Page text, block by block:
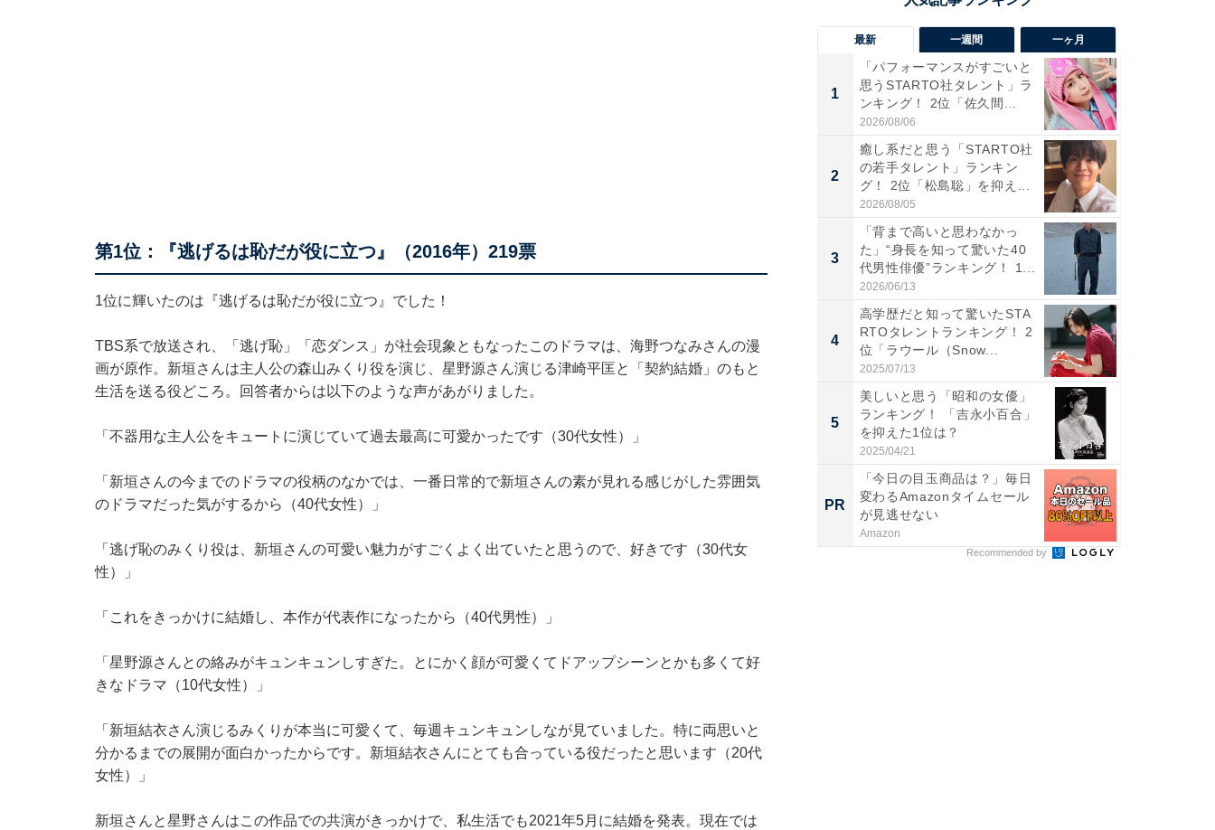
第1位：『逃げるは恥だが役に立つ』（2016年）219票
1位に輝いたのは『逃げるは恥だが役に立つ』でした！
TBS系で放送され、「逃げ恥」「恋ダンス」が社会現象ともなったこのドラマは、海野つなみさんの漫
画が原作。新垣さんは主人公の森山みくり役を演じ、星野源さん演じる津崎平匡と「契約結婚」のもと
生活を送る役どころ。回答者からは以下のような声があがりました。
「不器用な主人公をキュートに演じていて過去最高に可愛かったです（30代女性）」
「新垣さんの今までのドラマの役柄のなかでは、一番日常的で新垣さんの素が見れる感じがした雰囲気
のドラマだった気がするから（40代女性）」
「逃げ恥のみくり役は、新垣さんの可愛い魅力がすごくよく出ていたと思うので、好きです（30代女
性）」
「これをきっかけに結婚し、本作が代表作になったから（40代男性）」
「星野源さんとの絡みがキュンキュンしすぎた。とにかく顔が可愛くてドアップシーンとかも多くて好
きなドラマ（10代女性）」
「新垣結衣さん演じるみくりが本当に可愛くて、毎週キュンキュンしなが見ていました。特に両思いと
分かるまでの展開が面白かったからです。新垣結衣さんにとても合っている役だったと思います（20代
女性）」
新垣さんと星野さんはこの作品での共演がきっかけで、私生活でも2021年5月に結婚を発表。現在では
最新 一週間 一ヶ月
1
「パフォーマンスがすごいと
思うSTARTO社タレント」ラ
ンキング！ 2位「佐久間...
2026/08/06
2
癒し系だと思う「STARTO社
の若手タレント」ランキン
グ！ 2位「松島聡」を抑え...
2026/08/05
3
「背まで高いと思わなかっ
た」“身長を知って驚いた40
代男性俳優”ランキング！ 1...
2026/06/13
4
高学歴だと知って驚いたSTA
RTOタレントランキング！ 2
位「ラウール（Snow...
2025/07/13
5
美しいと思う「昭和の女優」
ランキング！ 「吉永小百合」
を抑えた1位は？
2025/04/21
PR
「今日の目玉商品は？」毎日
変わるAmazonタイムセール
が見逃せない
Amazon
Recommended by